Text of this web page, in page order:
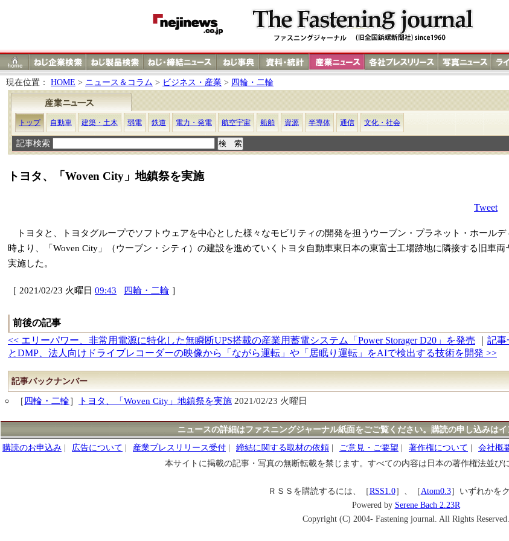
現在位置： HOME > ニュース＆コラム > ビジネス・産業 > 四輪・二輪
トップ 自動車 建築・土木 弱電 鉄道 電力・発電 航空宇宙 船舶 資源 半導体 通信 文化・社会
記事検索
トヨタ、「Woven City」地鎮祭を実施
Tweet
トヨタと、トヨタグループでソフトウェアを中心とした様々なモビリティの開発を担うウーブン・プラネット・ホールデ
時より、「Woven City」（ウーブン・シティ）の建設を進めていくトヨタ自動車東日本の東富士工場跡地に隣接する旧車両
実施した。
［ 2021/02/23 火曜日 09:43 四輪・二輪 ］
前後の記事
<< エリーパワー、非常用電源に特化した無瞬断UPS搭載の産業用蓄電システム「Power Storager D20」を発売
記事
とDMP、法人向けドライブレコーダーの映像から「ながら運転」や「居眠り運転」をAIで検出する技術を開発 >>
記事バックナンバー
［四輪・二輪］ トヨタ、「Woven City」地鎮祭を実施 2021/02/23 火曜日
ニュースの詳細はファスニングジャーナル紙面をごご覧ください。購読の申し込みはイ
購読のお申込み
広告について 産業プレスリリース受付 締結に関する取材の依頼 ご意見・ご要望 著作権について
会社概
本サイトに掲載の記事・写真の無断転載を禁じます。すべての内容は日本の著作権法並び
ＲＳＳを購読するには、［RSS1.0］、［Atom0.3］いずれかを
Powered by Serene Bach 2.23R
Copyright (C) 2004- Fastening journal. All Rights Reserved.